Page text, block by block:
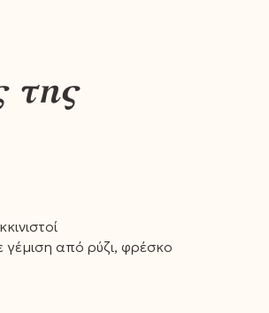
της
από ρύζι, φρέσκο